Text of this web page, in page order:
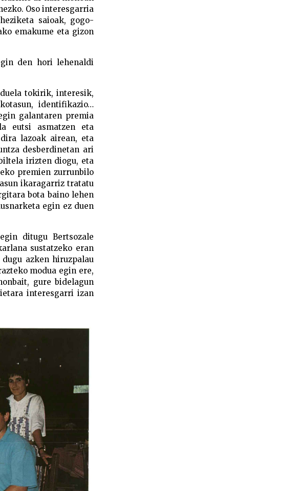
Oso interesgarria
saioak, gogo-
emakume eta gizon
den hori lehenaldi
tokirik, interesik,
identifikazio…
galantaren premia
eutsi asmatzen eta
lazoak airean, eta
desberdinetan ari
irizten diogu, eta
premien zurrunbilo
ikaragarriz tratatu
bota baino lehen
egin ez duen
ditugu Bertsozale
sustatzeko eran
azken hiruzpalau
modua egin ere,
gure bidelagun
interesgarri izan